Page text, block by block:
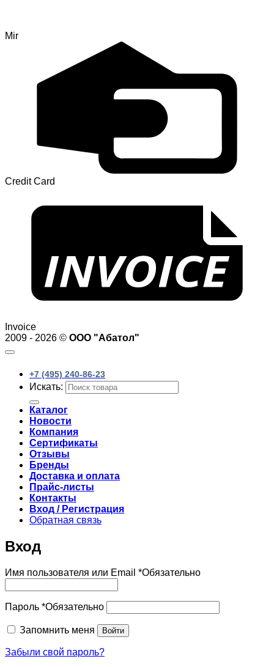
Mir
Credit Card
Invoice
2009 - 2026 © ООО "Абатол"
+7 (495) 240-86-23
Искать:
Каталог
Новости
Компания
Сертификаты
Отзывы
Бренды
Доставка и оплата
Прайс-листы
Контакты
Вход / Регистрация
Обратная связь
Вход
Имя пользователя или Email *Обязательно
Пароль *Обязательно
Запомнить меня Войти
Забыли свой пароль?